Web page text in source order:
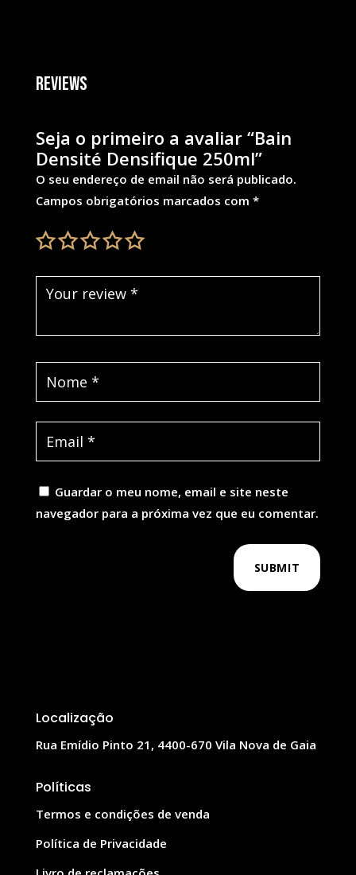
Reviews
Seja o primeiro a avaliar “Bain
Densité Densifique 250ml”
O seu endereço de email não será publicado.
Campos obrigatórios marcados com *
Guardar o meu nome, email e site neste
navegador para a próxima vez que eu comentar.
SUBMIT
Localização
Rua Emídio Pinto 21, 4400-670 Vila Nova de Gaia
Políticas
Termos e condições de venda
Política de Privacidade